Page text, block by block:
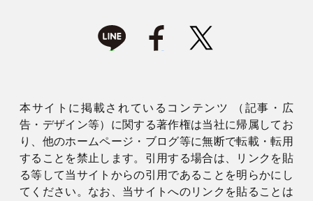
本サイトに掲載されているコンテンツ （記事・広
告・デザイン等）に関する著作権は当社に帰属してお
り、他のホームページ・ブログ等に無断で転載・転用
することを禁止します。引用する場合は、リンクを貼
る等して当サイトからの引用であることを明らかにし
てください。なお、当サイトへのリンクを貼ることは